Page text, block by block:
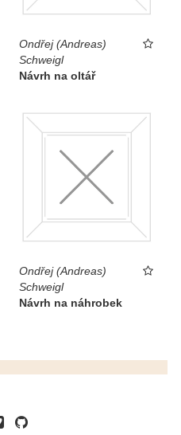
Ondřej (Andreas)
Schweigl
Návrh na oltář
Ondřej (Andreas)
Schweigl
Návrh na náhrobek